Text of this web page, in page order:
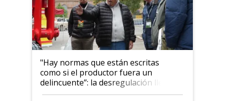
"Hay normas que están escritas
como si el productor fuera un
delincuente”: la desregulación llegó
al Congreso Aapresid y hasta se